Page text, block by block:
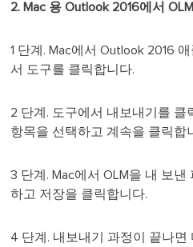
2. Mac 용 Outlook 2016에서
1 단계. Mac에서 Outlook 2016
서 도구를 클릭합니다.
2 단계. 도구에서 내보내기를 클
항목을 선택하고 계속을 클릭합
3 단계. Mac에서 OLM을 내 보
하고 저장을 클릭합니다.
4 단계. 내보내기 과정이 끝나면